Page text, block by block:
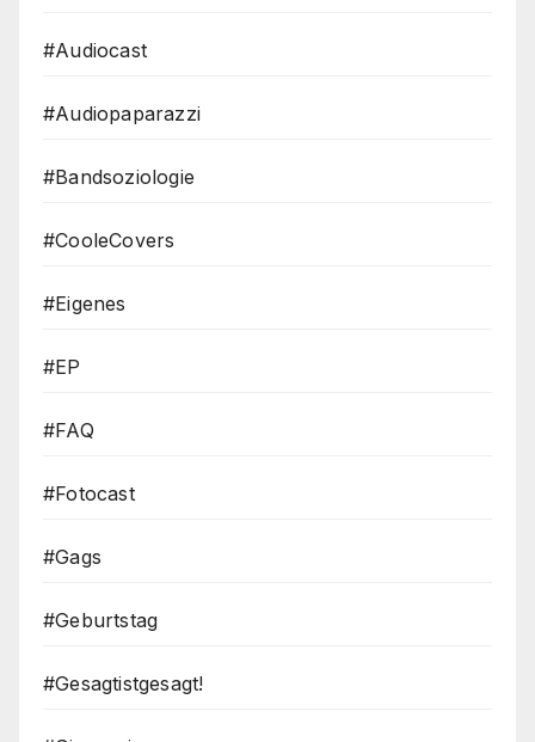
#Audiocast
#Audiopaparazzi
#Bandsoziologie
#CooleCovers
#Eigenes
#EP
#FAQ
#Fotocast
#Gags
#Geburtstag
#Gesagtistgesagt!